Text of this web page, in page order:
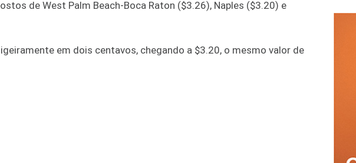
de West Palm Beach-Boca Raton ($3.26), Naples ($3.20) e
em dois centavos, chegando a $3.20, o mesmo valor de